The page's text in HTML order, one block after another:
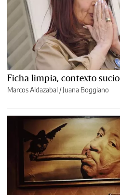
Ficha limpia, contexto sucio
Marcos Aldazabal/Juana Boggiano